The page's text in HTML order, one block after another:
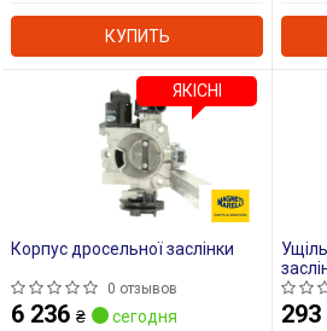
КУПИТЬ
Корпус дросельної заслінки
0 отзывов
6 236 ₴ сегодня
ЯКІСНІ
293